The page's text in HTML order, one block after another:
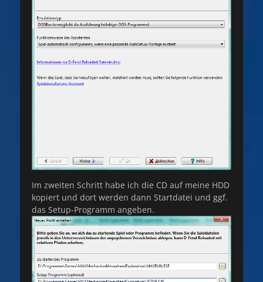
Im zweiten Schritt habe ich die CD auf meine HDD
kopiert und dort werden dann Startdatei und ggf.
das Setup-Programm angeben.